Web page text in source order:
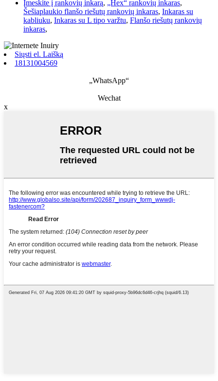
Įmeskite į rankovių inkarą, „Hex“ rankovių inkaras,
Šešiaplaukio flanšo riešutų rankovių inkaras, Inkaras su
kabliuku, Inkaras su L tipo varžtu, Flanšo riešutų rankovių
inkaras,
Siųsti el. Laišką
18131004569
„WhatsApp“
Wechat
x